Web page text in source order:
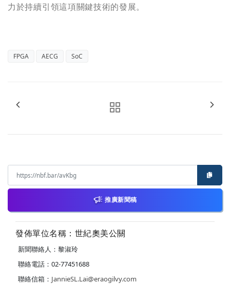
力於持續引領這項關鍵技術的發展。
FPGA AECG SoC
推廣新聞稿
發佈單位名稱：世紀奧美公關
新聞聯絡人：黎淑玲
聯絡電話：02-77451688
聯絡信箱： JannieSL.Lai@eraogilvy.com